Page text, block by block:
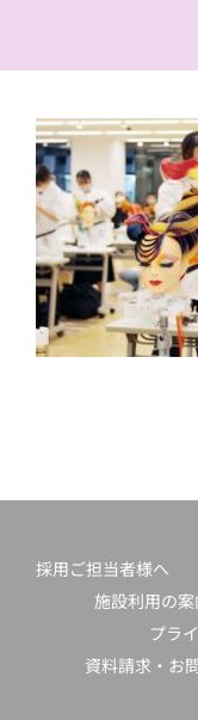
採用ご担当者様へ
施設利用の案
プラ
資料請求・お